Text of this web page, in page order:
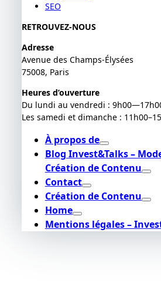
SEO
RETROUVEZ-NOUS
Adresse
Avenue des Champs-Élysées
75008, Paris
Heures d’ouverture
Du lundi au vendredi :
Les samedi et dimanche :
À propos de
Blog Invest&Talks –
Création de Contenu
Contact
Création de Contenu
Home
Mentions légales –